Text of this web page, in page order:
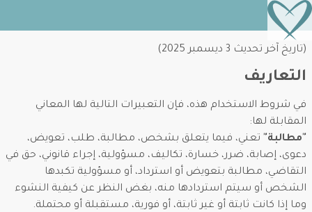
(تاريخ آخر تحديث 3 ديسمبر 2025)
التعاريف
في شروط الاستخدام هذه، فإن التعبيرات التالية لها المعاني
المقابلة لها:
"مطالبة" تعني، فيما يتعلق بشخص، مطالبة، طلب، تعويض،
دعوى، إصابة، ضرر، خسارة، تكاليف، مسؤولية، إجراء قانوني، حق في
التقاضي، مطالبة بتعويض أو استرداد، أو مسؤولية تكبدها
الشخص أو سيتم استردادها منه، بغض النظر عن كيفية النشوء
وما إذا كانت ثابتة أو غير ثابتة، أو فورية، مستقبلة أو محتملة.